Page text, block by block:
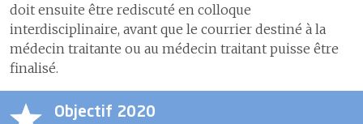
doit ensuite être rediscuté en colloque
interdisciplinaire, avant que le courrier destiné à la
médecin traitante ou au médecin traitant puisse être
finalisé.
Objectif 2020